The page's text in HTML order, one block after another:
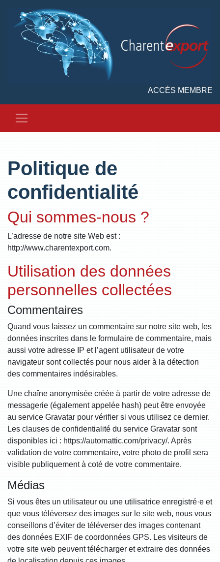
ACCÈS MEMBRE
Politique de
confidentialité
Qui sommes-nous ?
L’adresse de notre site Web est :
http://www.charentexport.com.
Utilisation des données
personnelles collectées
Commentaires
Quand vous laissez un commentaire sur notre site web, les
données inscrites dans le formulaire de commentaire, mais
aussi votre adresse IP et l’agent utilisateur de votre
navigateur sont collectés pour nous aider à la détection
des commentaires indésirables.
Une chaîne anonymisée créée à partir de votre adresse de
messagerie (également appelée hash) peut être envoyée
au service Gravatar pour vérifier si vous utilisez ce dernier.
Les clauses de confidentialité du service Gravatar sont
disponibles ici : https://automattic.com/privacy/. Après
validation de votre commentaire, votre photo de profil sera
visible publiquement à coté de votre commentaire.
Médias
Si vous êtes un utilisateur ou une utilisatrice enregistré·e et
que vous téléversez des images sur le site web, nous vous
conseillons d’éviter de téléverser des images contenant
des données EXIF de coordonnées GPS. Les visiteurs de
votre site web peuvent télécharger et extraire des données